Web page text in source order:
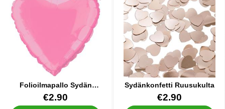
Folioilmapallo Sydän
Vaaleanpunainen
Tuote.nro 5751€2.90
Sydänkonfetti Ruusukulta
Tuote.nro 41005
€2.90